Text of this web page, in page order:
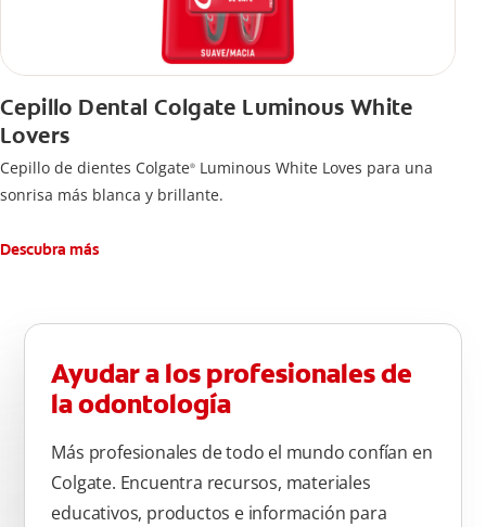
Cepillo Dental Colgate Luminous White
Lovers
Cepillo de dientes Colgate® Luminous White Loves para una
sonrisa más blanca y brillante.
Descubra más
Ayudar a los profesionales de
la odontología
Más profesionales de todo el mundo confían en
Colgate. Encuentra recursos, materiales
educativos, productos e información para